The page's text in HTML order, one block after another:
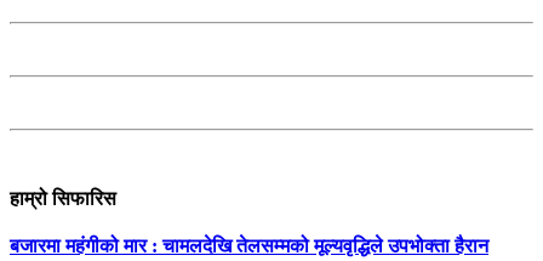
हाम्रो सिफारिस
बजारमा महंगीको मार : चामलदेखि तेलसम्मको मूल्यवृद्धिले उपभोक्ता हैरान